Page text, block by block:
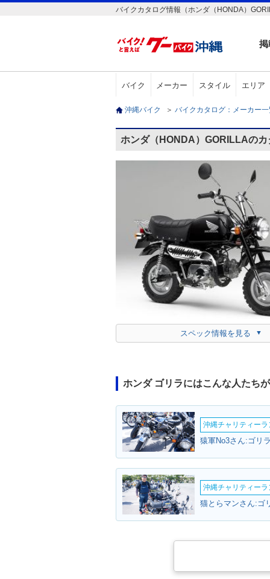
バイクカタログ情報（ホンダ（HONDA）
バイク メーカー スタイル エリア
沖縄バイク ＞ バイクカタログ：メーカー
ホンダ（HONDA）GORILLAのカ
スペック情報を見る
ホンダ ゴリラにはこんな人たち
沖縄チャリティー
猿軍No3さん:ゴリ
沖縄チャリティー
猫とらマンさん:ゴ